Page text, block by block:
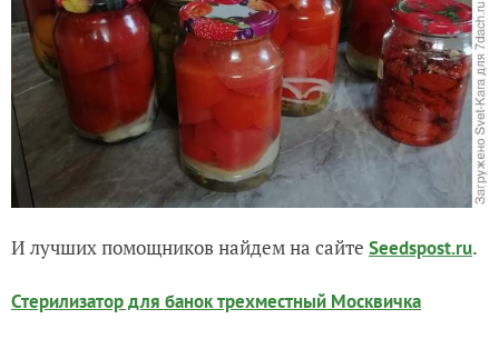
И лучших помощников найдем на сайте Seedspost.ru.
Стерилизатор для банок трехместный Москвичка